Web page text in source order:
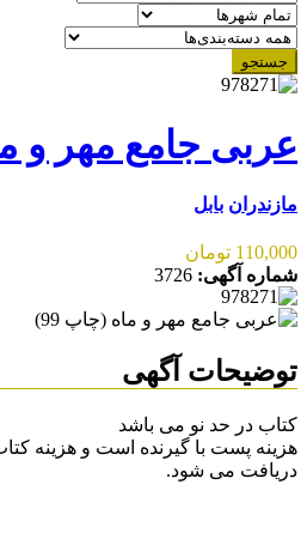
جستجو
عربی جامع مهر و
مازندران بابل
110,000 تومان
شماره آگهی: 3726
توضیحات آگهی
کتاب در حد نو می باشد
هزینه پست با گیرنده است و هزینه
دریافت می شود.